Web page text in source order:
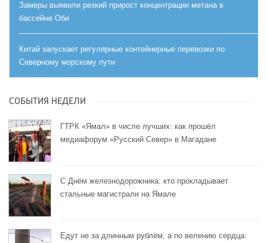
Замеры выявили резкий прирост концентрации метана в
бассейне Оби
Китай запускает регулярные контейнерные перевозки по
Северному морскому пути
СОБЫТИЯ НЕДЕЛИ
ГТРК «Ямал» в числе лучших: как прошёл
медиафорум «Русский Север» в Магадане
С Днём железнодорожника: кто прокладывает
стальные магистрали на Ямале
Едут не за длинным рублём, а по велению сердца: